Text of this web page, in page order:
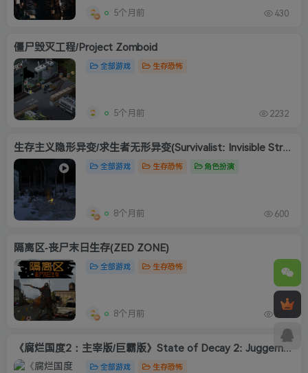
5个月前 430
僵尸毁灭工程/Project Zomboid
全部游戏 生存恐怖
5个月前 2232
生存主义隐形异变/求生者无形异变(Survivalist: Invisible Strain)
全部游戏 生存恐怖 角色扮演
8个月前 600
隔离区-丧尸末日生存(ZED ZONE)
全部游戏 生存恐怖
8个月前 238
《腐烂国度2：主宰版/巨霸版》State of Decay 2: Juggernaut Edition
全部游戏 生存恐怖